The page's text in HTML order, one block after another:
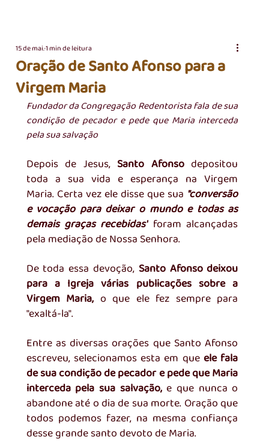
Oração de Santo Afonso para a
Virgem Maria
15 de mai.1 min de leitura
Fundador da Congregação Redentorista fala de sua
condição de pecador e pede que Maria interceda
pela sua salvação
Depois de Jesus, Santo Afonso depositou
toda a sua vida e esperança na Virgem
Maria. Certa vez ele disse que sua "conversão
e vocação para deixar o mundo e todas as
demais graças recebidas" foram alcançadas
pela mediação de Nossa Senhora.
De toda essa devoção, Santo Afonso deixou
para a Igreja várias publicações sobre a
Virgem Maria, o que ele fez sempre para
"exaltá-la".
Entre as diversas orações que Santo Afonso
escreveu, selecionamos esta em que ele fala
de sua condição de pecador e pede que Maria
interceda pela sua salvação, e que nunca o
abandone até o dia de sua morte. Oração que
todos podemos fazer, na mesma confiança
desse grande santo devoto de Maria.